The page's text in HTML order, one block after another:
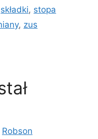
składki, stopa
, zus
Robson